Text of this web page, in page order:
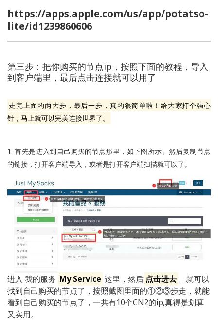
https://apps.apple.com/us/app/potatso-
lite/id1239860606
第三步：把你购买的节点ip，按照下面的教程，导入
到客户端里，最后点击连接就可以用了
走完上面的两大步，最后一步，真的很简单啦！给大家打个强心
针，马上就可以完美连接世界了。
1. 首先是进入到自己购买的节点那里，如下图所示。然后复制节点
的链接，打开客户端导入，或者是打开客户端扫描就可以了。
进入 我的服务 My Service 这里，然后 点击进去 ，就可以
找到自己购买的节点了，按照截图里面的①②③步走，就能
看到自己购买的节点了，一共有10个CN2的ip,真得是划算
又实用。